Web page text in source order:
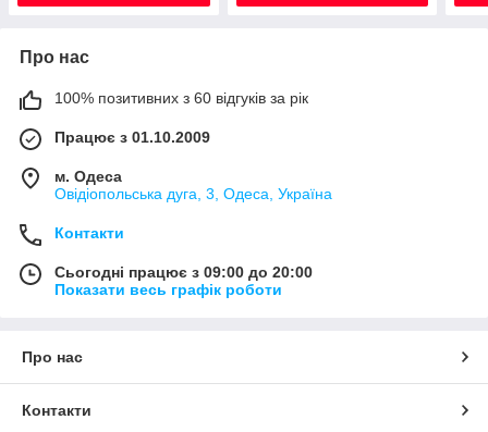
Про нас
100% позитивних з 60 відгуків за рік
Працює з 01.10.2009
м. Одеса
Овідіопольська дуга, 3, Одеса, Україна
Контакти
Сьогодні працює з 09:00 до 20:00
Показати весь графік роботи
Про нас
Контакти